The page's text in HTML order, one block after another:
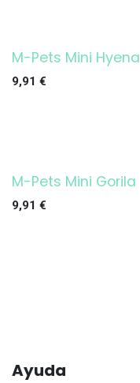
M-Pets Mini Hyena
9,91 €
M-Pets Mini Gorila
9,91 €
Ayuda